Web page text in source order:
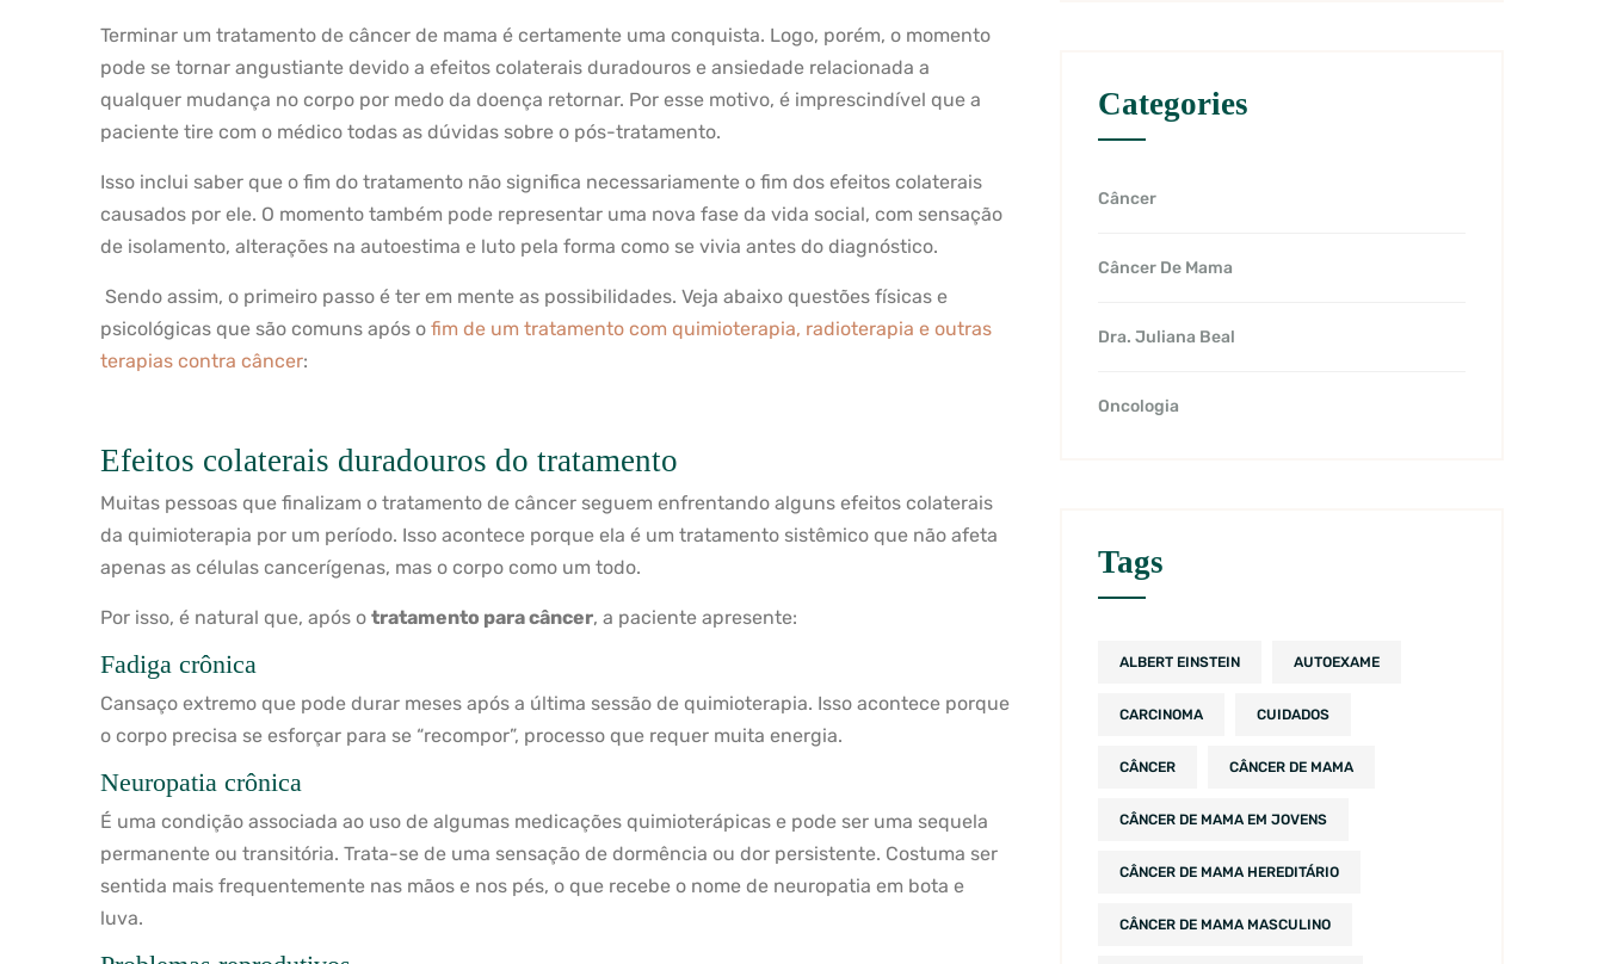
Terminar um tratamento de câncer de mama é certamente uma conquista. Logo, porém, o momento
pode se tornar angustiante devido a efeitos colaterais duradouros e ansiedade relacionada a
qualquer mudança no corpo por medo da doença retornar. Por esse motivo, é imprescindível que a
paciente tire com o médico todas as dúvidas sobre o pós-tratamento.
Isso inclui saber que o fim do tratamento não significa necessariamente o fim dos efeitos colaterais
causados por ele. O momento também pode representar uma nova fase da vida social, com sensação
de isolamento, alterações na autoestima e luto pela forma como se vivia antes do diagnóstico.
Sendo assim, o primeiro passo é ter em mente as possibilidades. Veja abaixo questões físicas e
psicológicas que são comuns após o fim de um tratamento com quimioterapia, radioterapia e outras
terapias contra câncer:
Efeitos colaterais duradouros do tratamento
Muitas pessoas que finalizam o tratamento de câncer seguem enfrentando alguns efeitos colaterais
da quimioterapia por um período. Isso acontece porque ela é um tratamento sistêmico que não afeta
apenas as células cancerígenas, mas o corpo como um todo.
Por isso, é natural que, após o tratamento para câncer, a paciente apresente:
Fadiga crônica
Cansaço extremo que pode durar meses após a última sessão de quimioterapia. Isso acontece porque
o corpo precisa se esforçar para se “recompor”, processo que requer muita energia.
Neuropatia crônica
É uma condição associada ao uso de algumas medicações quimioterápicas e pode ser uma sequela
permanente ou transitória. Trata-se de uma sensação de dormência ou dor persistente. Costuma ser
sentida mais frequentemente nas mãos e nos pés, o que recebe o nome de neuropatia em bota e
luva.
Categories
Câncer
Câncer De Mama
Dra. Juliana Beal
Oncologia
Tags
ALBERT EINSTEIN AUTOEXAME
CARCINOMA CUIDADOS
CÂNCER CÂNCER DE MAMA
CÂNCER DE MAMA EM JOVENS
CÂNCER DE MAMA HEREDITÁRIO
CÂNCER DE MAMA MASCULINO